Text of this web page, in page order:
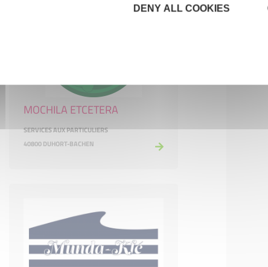
MOCHILA ETCETERA
SERVICES AUX PARTICULIERS
40800 DUHORT-BACHEN
DENY ALL COOKIES